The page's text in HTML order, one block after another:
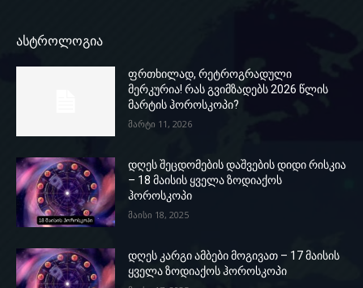
ასტროლოგია
ფრთხილად, რეტროგრადული
მერკურია! რას გვიმზადებს 2026 წლის
მარტის ჰოროსკოპი?
მარტი 11, 2026
დღეს შეცდომების დაშვების დიდი რისკია
– 18 მაისის ყველა ზოდიაქოს
ჰოროსკოპი
მაისი 18, 2025
დღეს კარგი ამბები მოგივათ – 17 მაისის
ყველა ზოდიაქოს ჰოროსკოპი